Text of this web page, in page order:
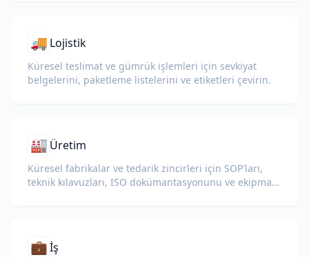
🚚 Lojistik
Küresel teslimat ve gümrük işlemleri için sevkiyat
belgelerini, paketleme listelerini ve etiketleri çevirin.
🏭 Üretim
Küresel fabrikalar ve tedarik zincirleri için SOP'ları,
teknik kılavuzları, ISO dokümantasyonunu ve ekipman
💼İş